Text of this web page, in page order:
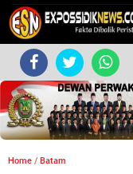
Home / Batam